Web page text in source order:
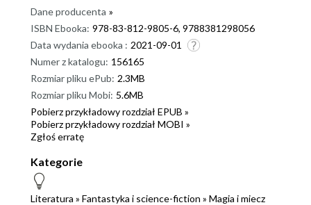
Dane producenta »
ISBN Ebooka: 978-83-812-9805-6, 9788381298056
Data wydania ebooka : 2021-09-01
Numer z katalogu: 156165
Rozmiar pliku ePub: 2.3MB
Rozmiar pliku Mobi: 5.6MB
Pobierz przykładowy rozdział EPUB »
Pobierz przykładowy rozdział MOBI »
Zgłoś erratę
Kategorie
Literatura » Fantastyka i science-fiction » Magia i miecz